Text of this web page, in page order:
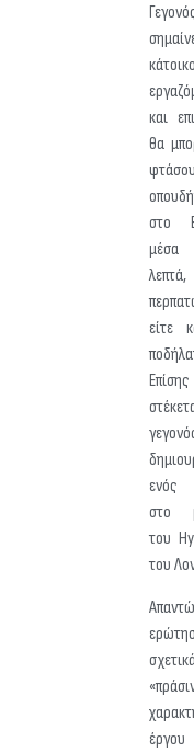
και
θα
στο
είτε
Επίσης
ενός
στο
του
του
έργου